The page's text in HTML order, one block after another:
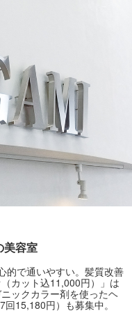
美容室
的で通いやすい。髪質改善
カット込11,000円）」は
ックカラー剤を使ったヘ
15,180円）も募集中。